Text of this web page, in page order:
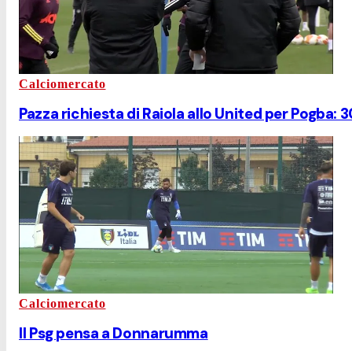
Calciomercato
Pazza richiesta di Raiola allo United per Pogba:
Calciomercato
Il Psg pensa a Donnarumma